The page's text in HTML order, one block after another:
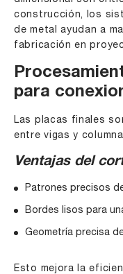
construcción, los
de metal ayudan a
fabricación en
para
Las placas finales
entre vigas y
Ventajas del
Patrones precisos
Bordes lisos para
Geometría precisa
Esto mejora la